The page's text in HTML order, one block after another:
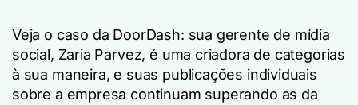
Veja o caso da DoorDash: sua gerente de mídia
social, Zaria Parvez, é uma criadora de categorias
à sua maneira, e suas publicações individuais
sobre a empresa continuam superando as da